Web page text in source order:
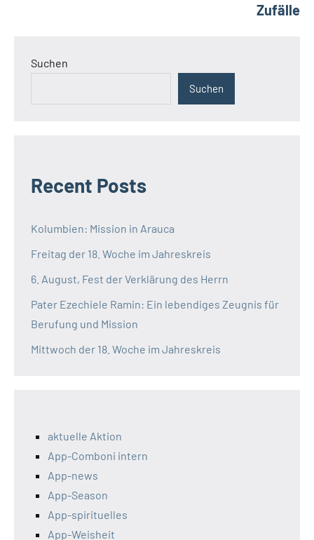
Zufälle
Suchen
Suchen
Recent Posts
Kolumbien: Mission in Arauca
Freitag der 18. Woche im Jahreskreis
6. August, Fest der Verklärung des Herrn
Pater Ezechiele Ramin: Ein lebendiges Zeugnis für
Berufung und Mission
Mittwoch der 18. Woche im Jahreskreis
aktuelle Aktion
App-Comboni intern
App-news
App-Season
App-spirituelles
App-Weisheit